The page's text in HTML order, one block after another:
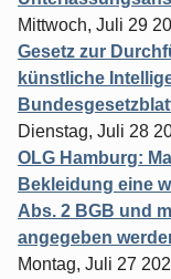
Mittwoch, Juli 29
Gesetz zur
künstliche
Dienstag, Juli 28
OLG Hamburg:
Bekleidung eine
Abs. 2 BGB und
angegeben
Montag, Juli 27